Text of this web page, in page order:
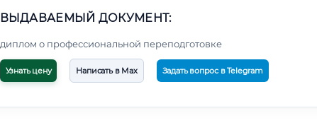
ВЫДАВАЕМЫЙ ДОКУМЕНТ:
диплом о профессиональной переподготовке
Узнать цену Написать в Max Задать вопрос в Telegram